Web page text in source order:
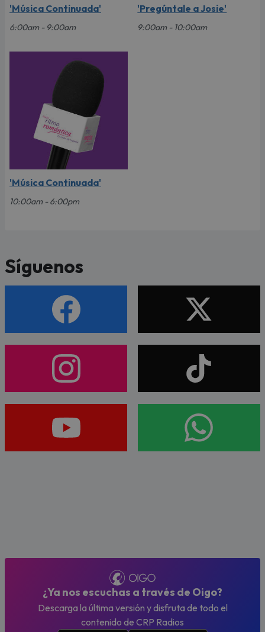
'Música Continuada'
6:00am - 9:00am
'Pregúntale a Josie'
9:00am - 10:00am
'Música Continuada'
10:00am - 6:00pm
Síguenos
¿Ya nos escuchas a través de Oigo?
Descarga la última versión y disfruta de todo el
contenido de CRP Radios